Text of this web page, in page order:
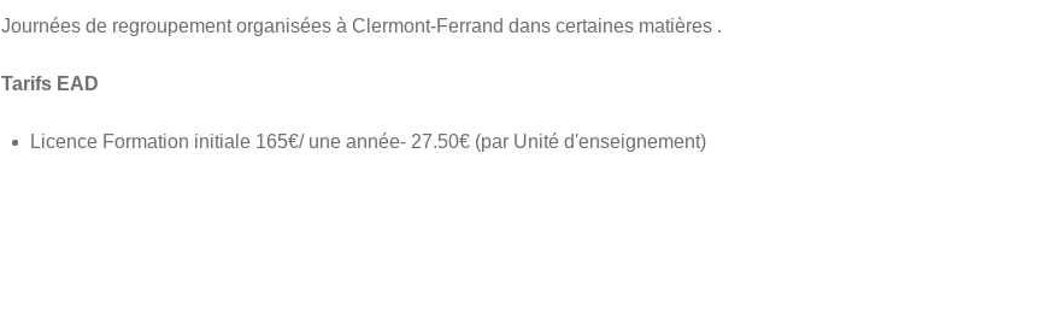
Journées de regroupement organisées à Clermont-Ferrand dans certaines matières .
Tarifs EAD
Licence Formation initiale 165€/ une année- 27.50€ (par Unité d'enseignement)